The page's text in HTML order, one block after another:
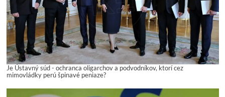
Je Ústavný súd - ochranca oligarchov a podvodníkov, ktorí cez
mimovládky perú špinavé peniaze?